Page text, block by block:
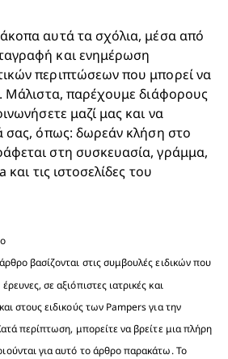
αυτά τα σχόλια, μέσα από
και ενημέρωση
περιπτώσεων που μπορεί να
Μάλιστα, παρέχουμε διάφορους
μαζί μας και να
σας, όπως: δωρεάν κλήση στο
στη συσκευασία, γράμμα,
τις ιστοσελίδες του
βασίζονται στις συμβουλές ειδικών που
σε αξιόπιστες ιατρικές και
στους ειδικούς των Pampers για την
περίπτωση, μπορείτε να βρείτε μια πλήρη
για αυτό το άρθρο παρακάτω. Το